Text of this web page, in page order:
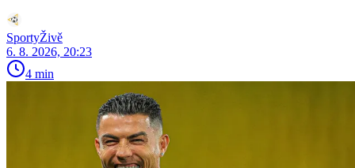
SportyŽivě
6. 8. 2026, 20:23
4 min